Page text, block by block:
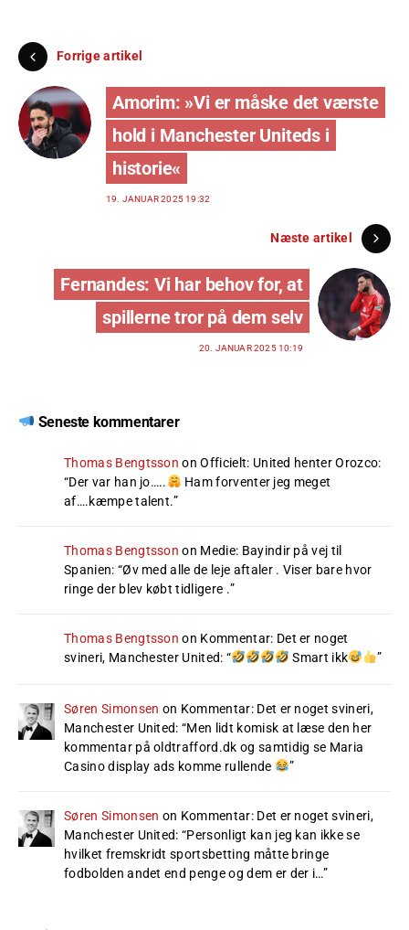
Forrige artikel
Amorim: »Vi er måske det værste
hold i Manchester Uniteds i
historie«
19. JANUAR 2025 19:32
Næste artikel
Fernandes: Vi har behov for, at
spillerne tror på dem selv
20. JANUAR 2025 10:19
Seneste kommentarer
Thomas Bengtsson onOfficielt: United henter Orozco:
“Der var han jo…..
Ham forventer jeg meget
af….kæmpe talent.”
Thomas Bengtsson on Medie: Bayindir på vej til
Spanien: “Øv med alle de leje aftaler . Viser bare hvor
ringe der blev købt tidligere .”
Thomas Bengtsson on Kommentar: Det er noget
svineri, Manchester United: “ Smart ikk ”
Søren Simonsen on Kommentar: Det er noget svineri,
Manchester United: “Men lidt komisk at læse den her
kommentar på oldtrafford.dk og samtidig se Maria
Casino display ads komme rullende
”
Søren Simonsen on Kommentar: Det er noget svineri,
Manchester United: “Personligt kan jeg kan ikke se
hvilket fremskridt sportsbetting måtte bringe
fodbolden andet end penge og dem er der i…”